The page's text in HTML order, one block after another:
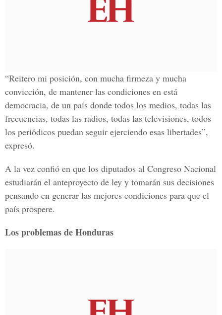
“Reitero mi posición, con mucha firmeza y mucha
convicción, de mantener las condiciones en está
democracia, de un país donde todos los medios, todas las
frecuencias, todas las radios, todas las televisiones, todos
los periódicos puedan seguir ejerciendo esas libertades”,
expresó.
A la vez confió en que los diputados al Congreso Nacional
estudiarán el anteproyecto de ley y tomarán sus decisiones
pensando en generar las mejores condiciones para que el
país prospere.
Los problemas de Honduras